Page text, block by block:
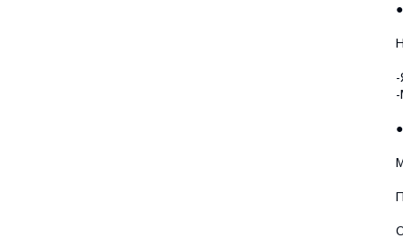
-
-
●